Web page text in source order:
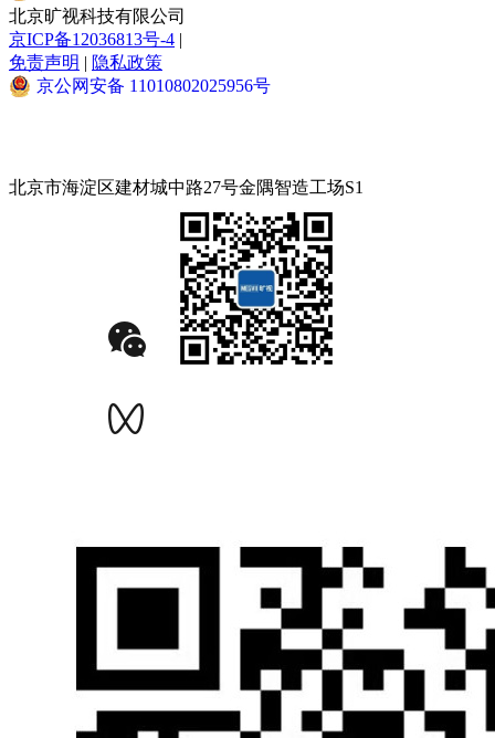
北京旷视科技有限公司
京ICP备12036813号-4 |
免责声明 | 隐私政策
京公网安备 11010802025956号
北京市海淀区建材城中路27号金隅智造工场S1